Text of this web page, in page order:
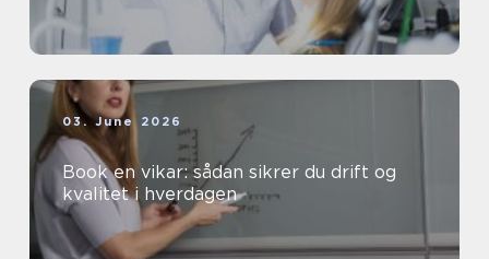
03. June 2026
Book en vikar: sådan sikrer du drift og
kvalitet i hverdagen